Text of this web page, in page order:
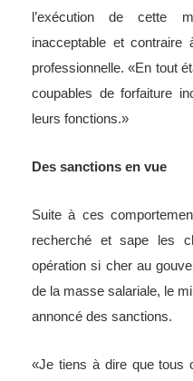
l’exécution de cette
inacceptable et contraire
professionnelle. «En tout
coupables de forfaiture
leurs fonctions.»
Des sanctions en vue
Suite à ces
recherché et sape les
opération si cher au
de la masse salariale, le
annoncé des sanctions.
«Je tiens à dire que tous